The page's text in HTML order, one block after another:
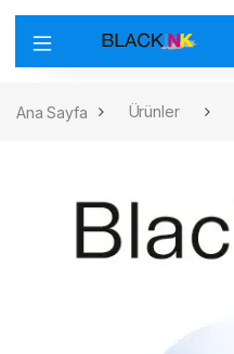
Ana Sayfa Ürünler